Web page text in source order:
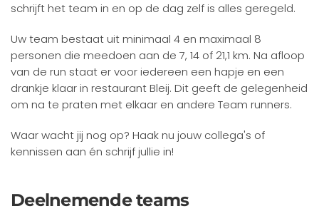
schrijft het team in en op de dag zelf is alles geregeld.
Uw team bestaat uit minimaal 4 en maximaal 8
personen die meedoen aan de 7, 14 of 21,1 km. Na afloop
van de run staat er voor iedereen een hapje en een
drankje klaar in restaurant Bleij. Dit geeft de gelegenheid
om na te praten met elkaar en andere Team runners.
Waar wacht jij nog op? Haak nu jouw collega's of
kennissen aan én schrijf jullie in!
Deelnemende teams